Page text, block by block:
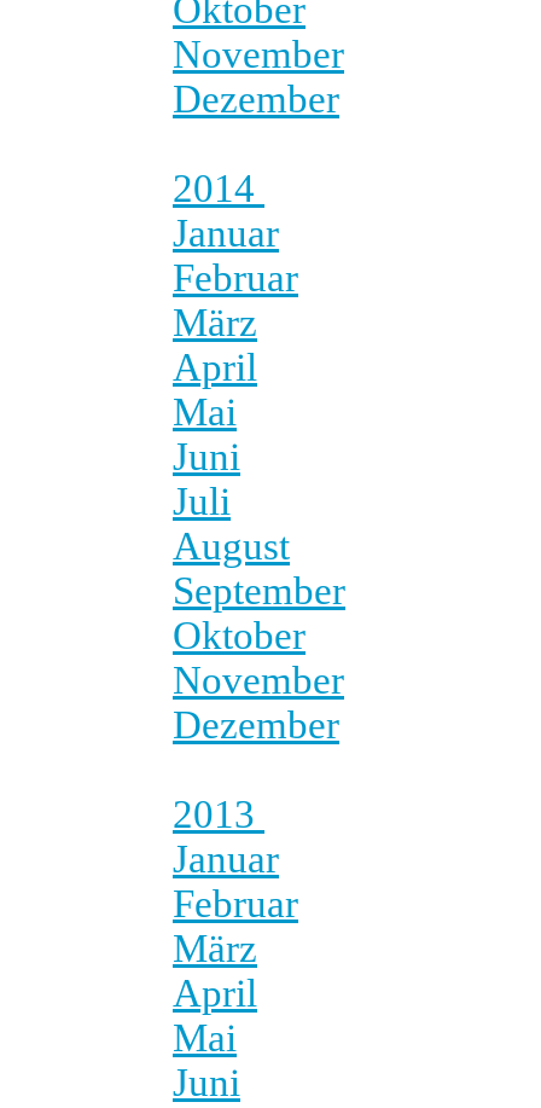
Oktober
November
Dezember
2014
Januar
Februar
März
April
Mai
Juni
Juli
August
September
Oktober
November
Dezember
2013
Januar
Februar
März
April
Mai
Juni